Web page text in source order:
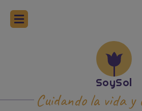
Cuidando la vida y